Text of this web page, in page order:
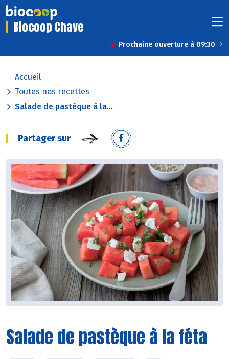
Biocoop Chave
Prochaine ouverture à 09:30
Accueil
Toutes nos recettes
Salade de pastèque à la...
Partager sur
Salade de pastèque à la féta